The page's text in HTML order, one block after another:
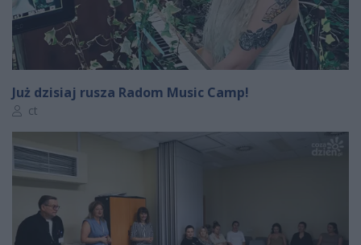
Już dzisiaj rusza Radom Music Camp!
Autor artykułu:
ct